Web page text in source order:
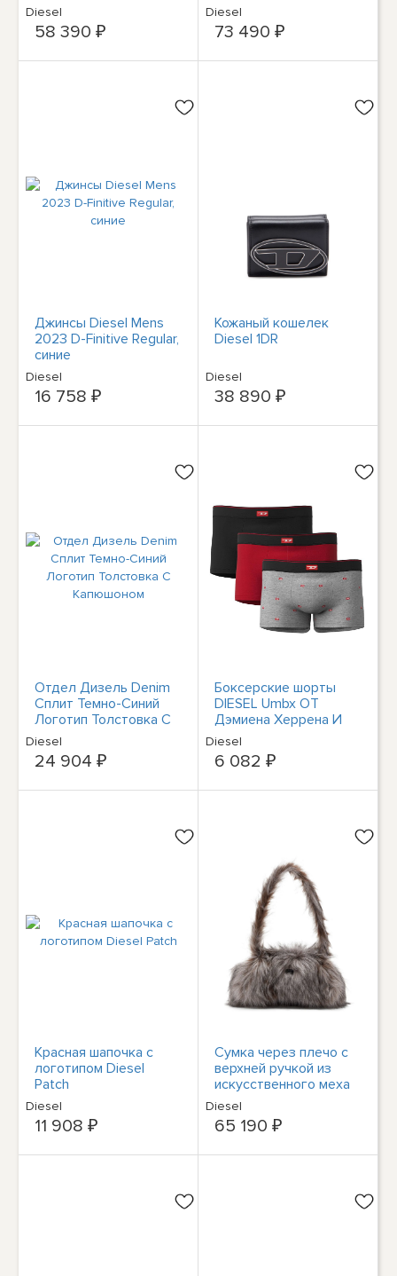
Diesel
58 390 ₽
Diesel
73 490 ₽
Джинсы Diesel Mens
2023 D-Finitive Regular,
синие
Diesel
16 758 ₽
Кожаный кошелек
Diesel 1DR
Diesel
38 890 ₽
Отдел Дизель Denim
Сплит Темно-Синий
Логотип Толстовка С
Капюшоном
Diesel
24 904 ₽
Боксерские шорты
DIESEL Umbx ОТ
Дэмиена Херрена И
Курца Баумволле В
новой упаковке 3
Diesel
6 082 ₽
Красная шапочка с
логотипом Diesel
Patch
Diesel
11 908 ₽
Сумка через плечо с
верхней ручкой из
искусственного меха
Diesel
Diesel
65 190 ₽